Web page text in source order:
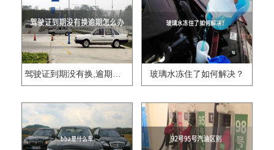
驾驶证到期没有换,逾期怎么办?? 玻璃水冻住了如何解决？